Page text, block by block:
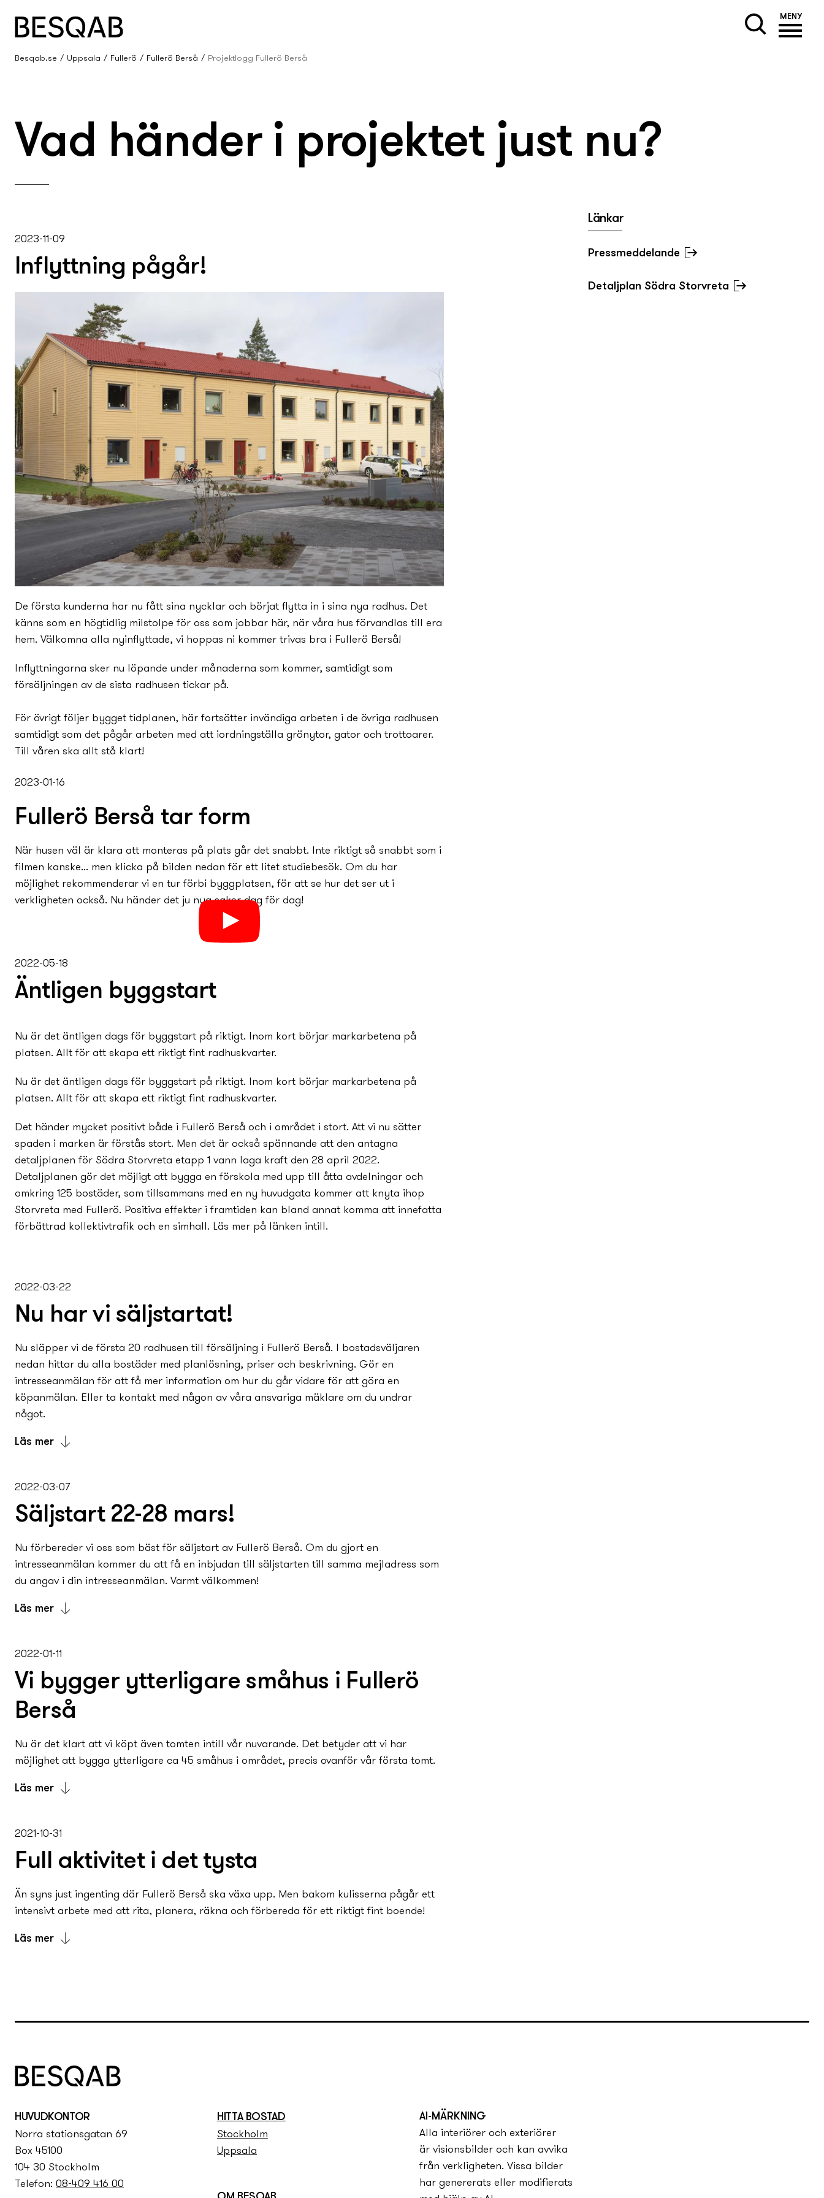
MENY
Besqab.se Uppsala Fullerö Fullerö Berså Projektlogg Fullerö Berså
Vad händer i projektet just nu?
2023-11-09
Inflyttning pågår!
De första kunderna har nu fått sina ny­cklar och börjat flytta in i sina ny­a radhus. Det
känns som en högtidlig milstolpe för oss som jobbar här, när våra hus förvandlas till era
hem. Välkomna alla ny­inflyttade, vi hoppas ni kommer trivas bra i Fullerö Berså!
Inflyttningarna sker nu löpande under månaderna som kommer, samtidigt som
försäljningen av de sista radhusen tickar på.
För övrigt följer bygget tidplanen, här fortsätter invändiga arbeten i de övriga radhusen
samtidigt som det pågår arbeten med att iordningställa gröny­tor, gator och trottoarer.
Till våren ska allt stå klart!
Länkar
Pressmeddelande
Detaljplan Södra Storvreta
2023-01-16
Fullerö Berså tar form
När husen väl är klara att monteras på plats går det snabbt. Inte riktigt så snabbt som i
filmen kanske... men klicka på bilden nedan för ett litet studiebesök. Om du har
möjlighet rekommenderar vi en tur förbi byggplatsen, för att se hur det ser ut i
verkligheten också. Nu händer det ju ny­a saker dag för dag!
2022-05-18
Äntligen byggstart
Nu är det äntligen dags för byggstart på riktigt. Inom kort börjar markarbetena på
platsen. Allt för att skapa ett riktigt fint radhuskvarter.
Nu är det äntligen dags för byggstart på riktigt. Inom kort börjar markarbetena på
platsen. Allt för att skapa ett riktigt fint radhuskvarter.
Det händer mycket positivt både i Fullerö Berså och i området i stort. Att vi nu sätter
spaden i marken är förstås stort. Men det är också spännande att den antagna
detaljplanen för Södra Storvreta etapp 1 vann laga kraft den 28 april 2022.
Detaljplanen gör det möjligt att bygga en förskola med upp till åtta avdelningar och
omkring 125 bostäder, som tillsammans med en ny­ huvudgata kommer att kny­ta ihop
Storvreta med Fullerö. Positiva effekter i framtiden kan bland annat komma att innefatta
förbättrad kollektivtrafik och en simhall. Läs mer på länken intill.
2022-03-22
Nu har vi säljstartat!
Nu släpper vi de första 20 radhusen till försäljning i Fullerö Berså. I bostadsväljaren
nedan hittar du alla bostäder med planlösning, priser och beskrivning. Gör en
intresseanmälan för att få mer information om hur du går vidare för att göra en
köpanmälan. Eller ta kontakt med någon av våra ansvariga mäklare om du undrar
något.
Läs mer
nedan hittar du alla bostäder med planlösning, priser och beskrivning. Gör en
intresseanmälan för att få mer information om hur du går vidare för att göra en
köpanmälan. Eller ta kontakt med någon av våra ansvariga mäklare om du undrar
2022-03-07
Säljstart 22-28 mars!
Nu förbereder vi oss som bäst för säljstart av Fullerö Berså. Om du gjort en
intresseanmälan kommer du att få en inbjudan till säljstarten till samma mejladress som
du angav i din intresseanmälan. Varmt välkommen!
Läs mer
intresseanmälan kommer du att få en inbjudan till säljstarten till samma mejladress som
du angav i din intresseanmälan. Varmt välkommen!
2022-01-11
Vi bygger ytterligare småhus i Fullerö
Berså
Nu är det klart att vi köpt även tomten intill vår nuvarande. Det betyder att vi har
möjlighet att bygga ytterligare ca 45 småhus i området, precis ovanför vår första tomt.
Läs mer
möjlighet att bygga ytterligare ca 45 småhus i området, precis ovanför vår första tomt.
Vi vet att intresset är stort och är därför jätteglada att ännu fler nu får möjlighet till ett
riktigt bra boende med plats för vardagsglädje och en rik fritid.
Läs vårt pressmeddelande under Länkar.
2021-10-31
Full aktivitet i det tysta
Än syns just ingenting där Fullerö Berså ska växa upp. Men bakom kulisserna pågår ett
intensivt arbete med att rita, planera, räkna och förbereda för ett riktigt fint boende!
Läs mer
HUVUDKONTOR
Norra stationsgatan 69
Box 45100
104 30 Stockholm
Telefon: 08-409 416 00
HITTA BOSTAD
Stockholm
Uppsala
AI-MÄRKNING
Alla interiörer och exteriörer
är visionsbilder och kan avvika
från verkligheten. Vissa bilder
har genererats eller modifierats